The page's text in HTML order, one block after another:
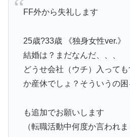
FF外から失礼します
25歳?33歳 《独身女性ver.》
結婚は？まだなんだ、、、
どうせ会社（ウチ）入って
か産休でしょ？そういうの
も追加でお願いします
（転職活動中何度か言われま